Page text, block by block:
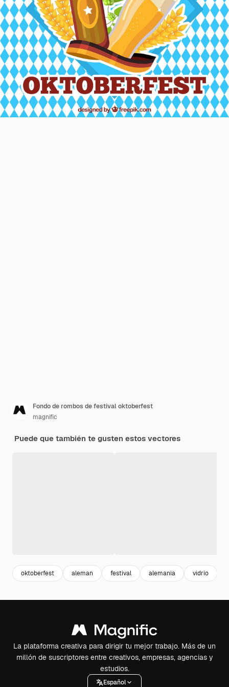
Fondo de rombos de festival oktoberfest
magnific
Puede que también te gusten estos vectores
oktoberfest aleman festival alemania vidrio
La plataforma creativa para dirigir tu mejor trabajo. Más de un
millón de suscriptores entre creativos, empresas, agencias y
estudios.
Español